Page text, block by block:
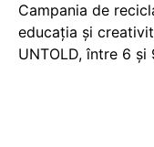
Campania de
educația și
UNTOLD, între 6 și